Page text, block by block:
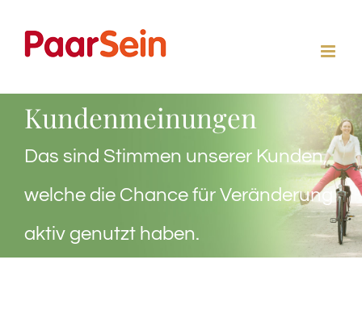
Inhalt
Kundenmeinungen
Das sind Stimmen unserer Kunden,
welche die Chance für Veränderung
aktiv genutzt haben.